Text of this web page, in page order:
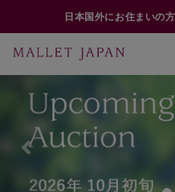
日本国外にお住まい
Previous